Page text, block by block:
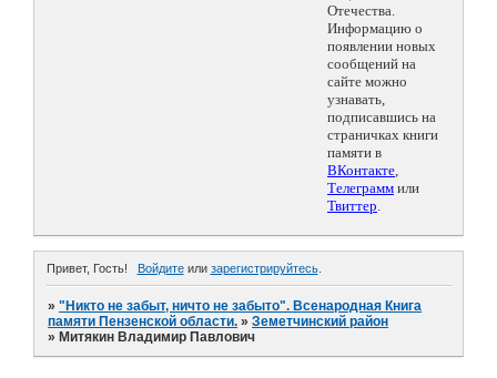
Отечества.
Информацию о
появлении новых
сообщений на
сайте можно
узнавать,
подписавшись на
страничках книги
памяти в
ВКонтакте,
Телеграмм или
Твиттер.
Привет, Гость! Войдитеили зарегистрируйтесь.
»"Никто не забыт, ничто не забыто". Всенародная Книга
памяти Пензенской области. »Земетчинский район
» Митякин Владимир Павлович